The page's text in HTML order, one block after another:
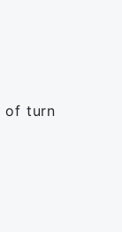
of turn